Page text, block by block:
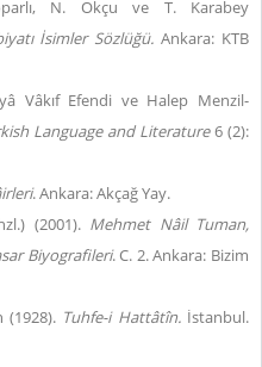
N. Okçu ve T. Karabey
İsimler Sözlüğü.Ankara: KTB
Vâkıf Efendi ve Halep Menzil-
Language and Literature6 (2):
. Ankara: Akçağ Yay.
(2001). Mehmet Nâil Tuman,
Biyografileri. C. 2. Ankara: Bizim
(1928). Tuhfe-i Hattâtîn.İstanbul.